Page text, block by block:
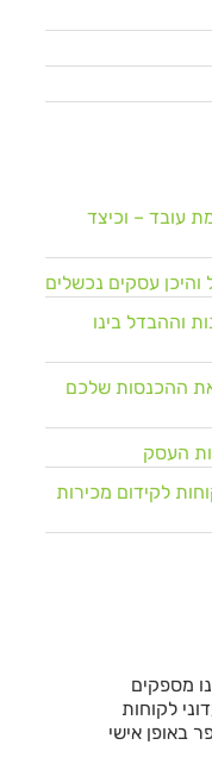
עובד – וכיצד
והיכן עסקים נכשלים
וההבדל בינו
את ההכנסות שלכם
העסק
לקידום מכירות
מספקים
לקוחות
באופן אישי